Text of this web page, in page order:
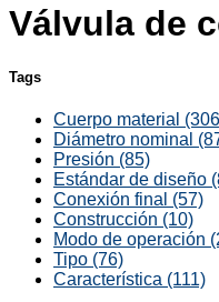
Válvula de
Tags
Cuerpo material
Diámetro nominal
Presión (85)
Estándar de diseño
Conexión final (57)
Construcción (10)
Modo de operación
Tipo (76)
Característica (111)